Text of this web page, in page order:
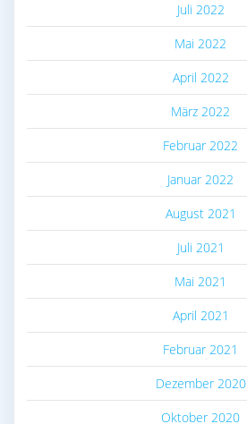
Juli 2022
Mai 2022
April 2022
März 2022
Februar 2022
Januar 2022
August 2021
Juli 2021
Mai 2021
April 2021
Februar 2021
Dezember 2020
Oktober 2020